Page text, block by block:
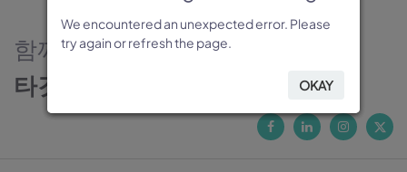
함께하는 신뢰의 파트너
타깃 발굴에서 치료제 개발까지
We encountered an unexpected error. Please
try again or refresh the page.
OKAY
We encountered an unexpected error. Please
try again or refresh the page.
OKAY
We encountered an unexpected error. Please
try again or refresh the page.
OKAY
We encountered an unexpected error. Please
try again or refresh the page.
OKAY
We encountered an unexpected error. Please
try again or refresh the page.
OKAY